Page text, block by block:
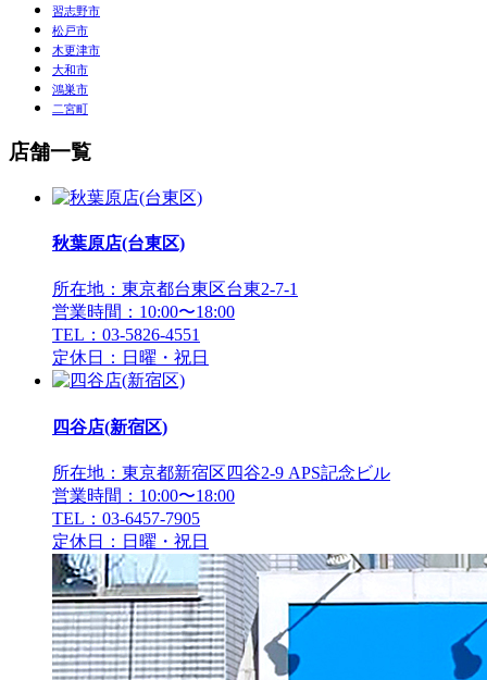
習志野市
松戸市
木更津市
大和市
鴻巣市
二宮町
店舗一覧
秋葉原店(台東区)
所在地：東京都台東区台東2-7-1
営業時間：10:00〜18:00
TEL：03-5826-4551
定休日：日曜・祝日
四谷店(新宿区)
所在地：東京都新宿区四谷2-9 APS記念ビル
営業時間：10:00〜18:00
TEL：03-6457-7905
定休日：日曜・祝日